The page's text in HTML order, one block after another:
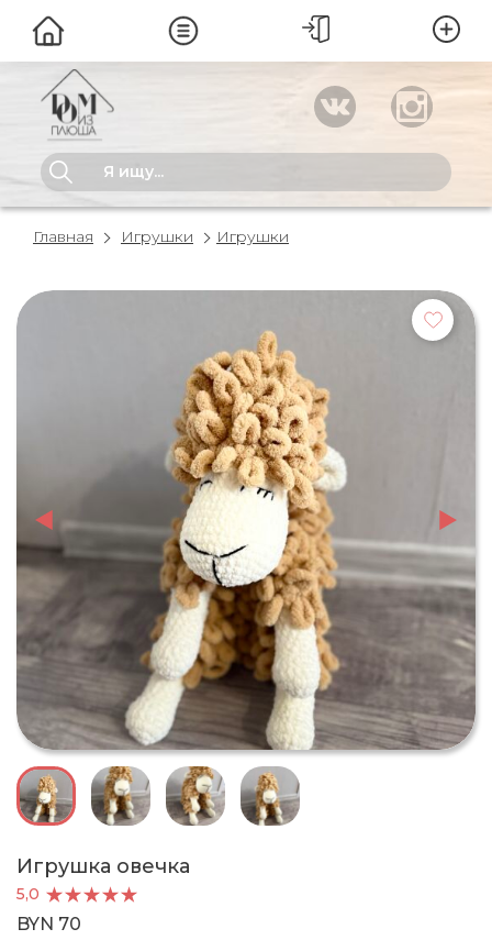
Главная Игрушки Игрушки
Игрушка овечка
5,0
BYN 70